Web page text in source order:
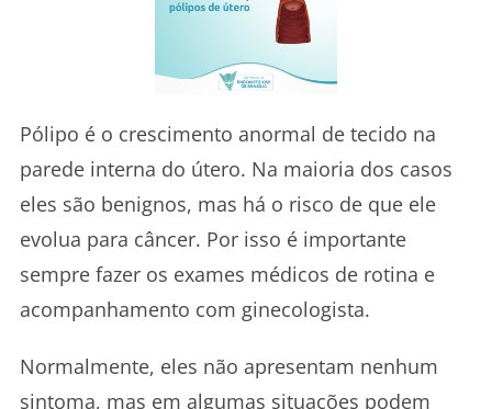
Pólipo é o crescimento anormal de tecido na
parede interna do útero. Na maioria dos casos
eles são benignos, mas há o risco de que ele
evolua para câncer. Por isso é importante
sempre fazer os exames médicos de rotina e
acompanhamento com ginecologista.
Normalmente, eles não apresentam nenhum
sintoma, mas em algumas situações podem